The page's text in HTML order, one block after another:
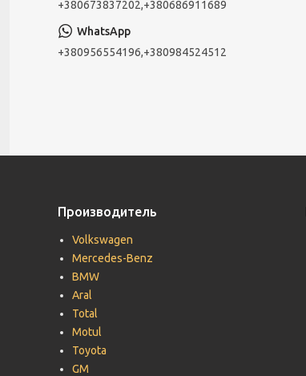
+380673837202,+380686911689
+380956554196,+380984524512
Производитель
Volkswagen
Mercedes-Benz
BMW
Aral
Total
Motul
Toyota
GM